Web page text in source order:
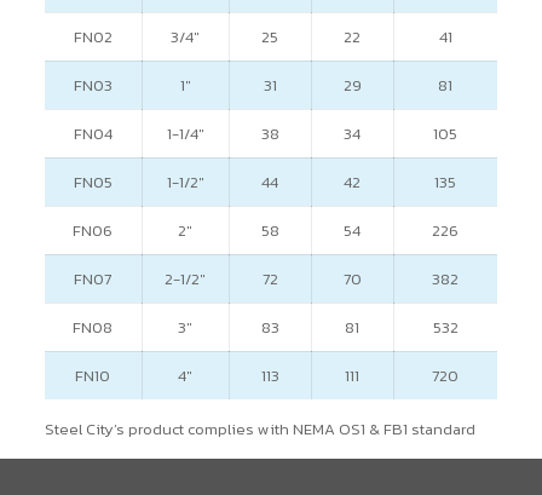
FN02 3/4″ 25 22 41
FN03 1″ 31 29 81
FN04 1-1/4″ 38 34 105
FN05 1-1/2″ 44 42 135
FN06 2″ 58 54 226
FN07 2-1/2″ 72 70 382
FN08 3″ 83 81 532
FN10 4″ 113 111 720
Steel City’s product complies with NEMA OS1 & FB1 standard